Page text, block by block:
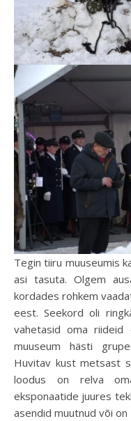
Tegin tiiru muuseumis
asi tasuta. Olgem
kordades rohkem
eest. Seekord oli
vahetasid oma riideid
muuseum hästi
Huvitav kust metsast
loodus on relva
eksponaatide juures
asendid muutnud või on